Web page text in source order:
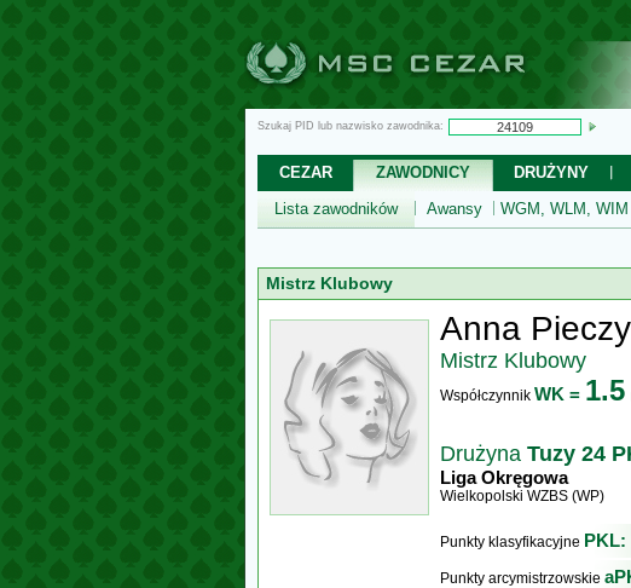
Szukaj PID lub nazwisko zawodnika:
CEZAR ZAWODNICY DRUŻYNY
Lista zawodników
Awansy WGM, WLM, WIM
Mistrz Klubowy
Anna
Mistrz Klubowy
Współczynnik WK = 1.5
Drużyna Tuzy 24
Liga Okręgowa
Wielkopolski WZBS (WP)
Punkty klasyfikacyjne PKL:
Punkty arcymistrzowskie